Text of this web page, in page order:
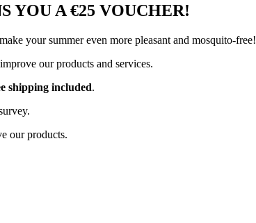
YOU A €25 VOUCHER!
your summer even more pleasant and mosquito-free!
our products and services.
shipping included.
our products.